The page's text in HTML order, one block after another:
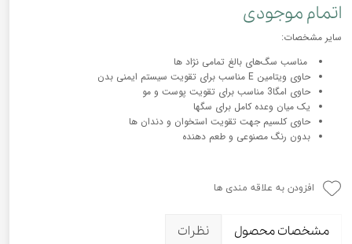
اتمام موجودی
سایر مشخصات:
مناسب سگ‌های بالغ تمامی نژاد ها
حاوی ویتامین E مناسب برای تقویت سیستم ایمنی بدن
حاوی امگا3 مناسب برای تقویت پوست و مو
یک میان وعده کامل برای سگها
حاوی کلسیم جهت تقویت استخوان و دندان ها
بدون رنگ مصنوعی و طعم دهنده
افزودن به علاقه مندی ها
مشخصات محصول نظرات